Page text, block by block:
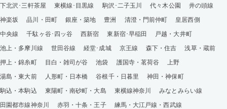
下北沢･三軒茶屋
東横線･目黒線 駒沢･二子玉川 代々木公園
井の頭線
神楽坂
品川・田町 銀座・築地 豊洲 清澄・門前仲町
皇居西側
中央線
千駄ヶ谷･四ッ谷 西新宿 東新宿･早稲田
戸越・大井町
池上・多摩川線
世田谷線 経堂･成城 京王線 森下・住吉
浅草・蔵前
押上・錦糸町
目白・雑司が谷 池袋 護国寺・茗荷谷
上野
湯島・東大前
人形町・日本橋 谷根千・日暮里
神田・神保町
駒込・本駒込
東陽町・南砂町・大島 東横線神奈川
みなとみらい線
田園都市線神奈川
赤羽・十条・王子
練馬・大江戸線・西武線